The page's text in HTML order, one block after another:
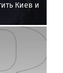
Киев и